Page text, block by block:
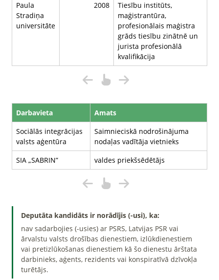
Paula
Stradiņa
universitāte
2008
Tiesību institūts,
maģistrantūra,
profesionālais maģistra
grāds tiesību zinātnē un
jurista profesionālā
kvalifikācija
Darbavieta
Amats
Sociālās integrācijas
valsts aģentūra
Saimnieciskā nodrošinājuma
nodaļas vadītāja vietnieks
SIA „SABRIN”
valdes priekšsēdētājs
Deputāta kandidāts ir norādījis (-usi), ka:
nav sadarbojies (-usies) ar PSRS, Latvijas PSR vai
ārvalstu valsts drošības dienestiem, izlūkdienestiem
vai pretizlūkošanas dienestiem kā šo dienestu ārštata
darbinieks, aģents, rezidents vai konspiratīvā dzīvokļa
turētājs.